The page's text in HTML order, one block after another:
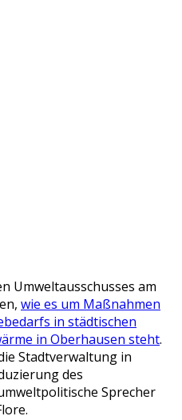
Umweltausschusses am
wie es um Maßnahmen
in städtischen
in Oberhausen steht.
Stadtverwaltung in
des
Sprecher